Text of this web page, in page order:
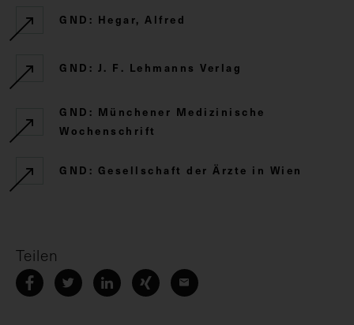
GND: Hegar, Alfred
GND: J. F. Lehmanns Verlag
GND: Münchener Medizinische
Wochenschrift
GND: Gesellschaft der Ärzte in Wien
Teilen